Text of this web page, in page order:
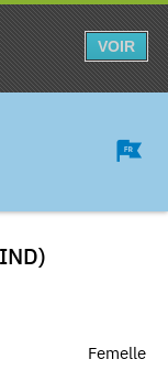
VOIR
Femelle